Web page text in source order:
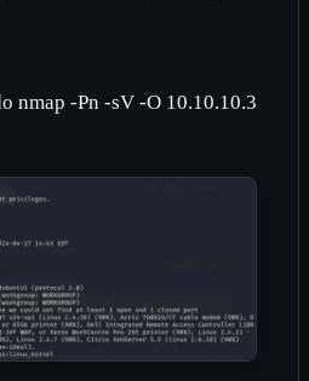
nmap -Pn -sV -O 10.10.10.3